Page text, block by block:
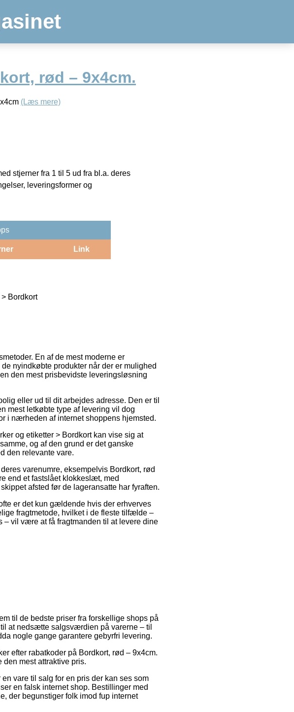
rød – 9x4cm.
(Læs mere)
stjerner fra 1 til 5 ud fra bl.a. deres
leveringsformer og
Link
Bordkort
En af de mest moderne er
nyindkøbte produkter når der er mulighed
den mest prisbevidste leveringsløsning
eller ud til dit arbejdes adresse. Den er til
mest letkøbte type af levering vil dog
i nærheden af internet shoppens hjemsted.
og etiketter > Bordkort kan vise sig at
og af den grund er det ganske
den relevante vare.
varenumre, eksempelvis Bordkort, rød
end et fastslået klokkeslæt, med
afsted før de lageransatte har fyraften.
er det kun gældende hvis der erhverves
fragtmetode, hvilket i de fleste tilfælde –
– vil være at få fragtmanden til at levere dine
til de bedste priser fra forskellige shops på
at nedsætte salgsværdien på varerne – til
nogle gange garantere gebyrfri levering.
efter rabatkoder på Bordkort, rød – 9x4cm.
den mest attraktive pris.
vare til salg for en pris der kan ses som
en falsk internet shop. Bestillinger med
der begunstiger folk imod fup internet